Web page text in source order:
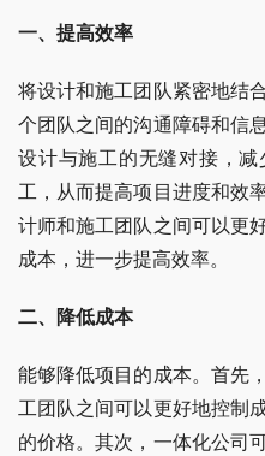
一、提高效率
将设计和施工团队紧密地结
个团队之间的沟通障碍和信
设计与施工的无缝对接，
工，从而提高项目进度和效
计师和施工团队之间可以更
成本，进一步提高效率。
二、降低成本
能够降低项目的成本。首先
工团队之间可以更好地控制
的价格。其次，一体化公司